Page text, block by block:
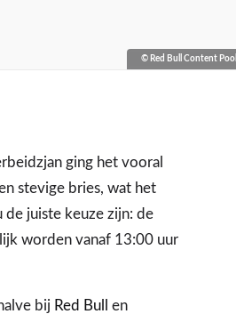
© Red Bull Content Pool
ging het vooral
stevige bries, wat het
de juiste keuze zijn: de
worden vanaf 13:00 uur
bij Red Bull
en